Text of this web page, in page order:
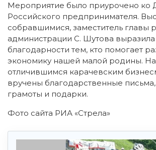
Мероприятие было приурочено ко
Российского предпринимателя.
собравшимися, заместитель главы
администрации С. Шутова выразила
благодарности тем, кто помогает
экономику нашей малой родины.
отличившимся карачевским
вручены благодарственные
грамоты и подарки.
Фото сайта РИА «Стрела»